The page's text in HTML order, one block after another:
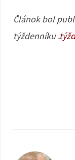
Článok bol
týždenníku